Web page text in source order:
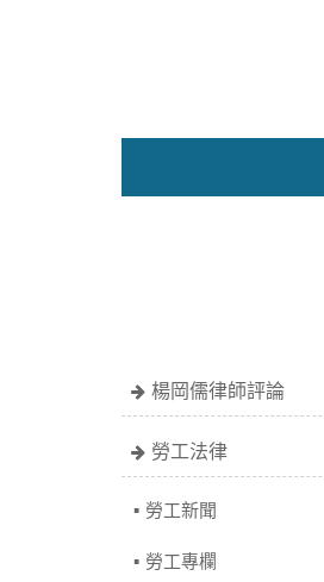
楊岡儒律師評論
勞工法律
勞工新聞
勞工專欄